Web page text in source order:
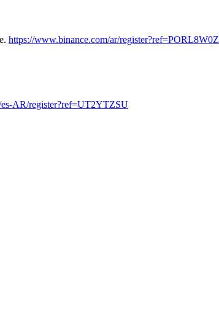
https://www.binance.com/ar/register?ref=PORL8W0Z
es-AR/register?ref=UT2YTZSU